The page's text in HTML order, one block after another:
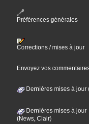
Préférences générales
Corrections / mises à jour
Envoyez vos
Dernières mises à jour
Dernières mises à jour
(News, Clair)